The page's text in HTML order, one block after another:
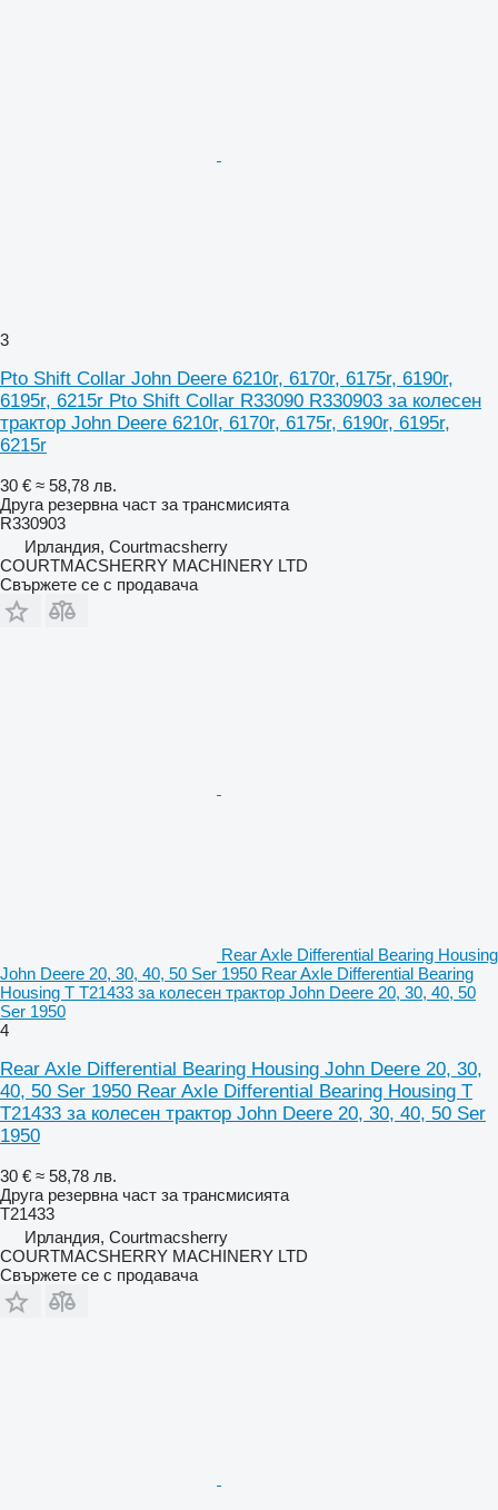
3
Pto Shift Collar John Deere 6210r, 6170r, 6175r, 6190r,
6195r, 6215r Pto Shift Collar R33090 R330903 за колесен
трактор John Deere 6210r, 6170r, 6175r, 6190r, 6195r,
6215r
30 € ≈ 58,78 лв.
Друга резервна част за трансмисията
R330903
Ирландия, Courtmacsherry
COURTMACSHERRY MACHINERY LTD
Свържете се с продавача
Rear Axle Differential Bearing Housing
John Deere 20, 30, 40, 50 Ser 1950 Rear Axle Differential Bearing
Housing T T21433 за колесен трактор John Deere 20, 30, 40, 50
Ser 1950
4
Rear Axle Differential Bearing Housing John Deere 20, 30,
40, 50 Ser 1950 Rear Axle Differential Bearing Housing T
T21433 за колесен трактор John Deere 20, 30, 40, 50 Ser
1950
30 € ≈ 58,78 лв.
Друга резервна част за трансмисията
T21433
Ирландия, Courtmacsherry
COURTMACSHERRY MACHINERY LTD
Свържете се с продавача